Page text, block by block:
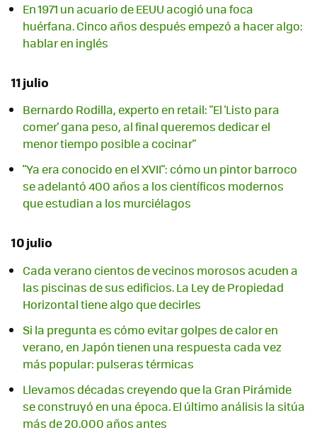
En 1971 un acuario de EEUU acogió una foca
huérfana. Cinco años después empezó a hacer algo:
hablar en inglés
11 julio
Bernardo Rodilla, experto en retail: "El 'Listo para
comer' gana peso, al final queremos dedicar el
menor tiempo posible a cocinar"
"Ya era conocido en el XVII": cómo un pintor barroco
se adelantó 400 años a los científicos modernos
que estudian a los murciélagos
10 julio
Cada verano cientos de vecinos morosos acuden a
las piscinas de sus edificios. La Ley de Propiedad
Horizontal tiene algo que decirles
Si la pregunta es cómo evitar golpes de calor en
verano, en Japón tienen una respuesta cada vez
más popular: pulseras térmicas
Llevamos décadas creyendo que la Gran Pirámide
se construyó en una época. El último análisis la sitúa
más de 20.000 años antes